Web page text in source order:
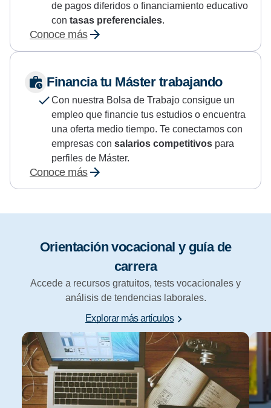
de pagos diferidos o financiamiento educativo
con tasas preferenciales.
Conoce más
Financia tu Máster trabajando
Con nuestra Bolsa de Trabajo consigue un
empleo que financie tus estudios o encuentra
una oferta medio tiempo. Te conectamos con
empresas con salarios competitivos para
perfiles de Máster.
Conoce más
Orientación vocacional y guía de
carrera
Accede a recursos gratuitos, tests vocacionales y
análisis de tendencias laborales.
Explorar más artículos